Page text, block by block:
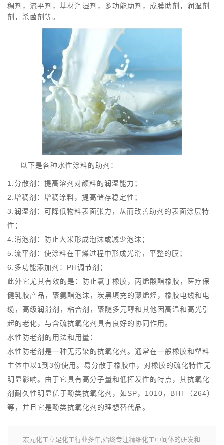
稠剂，流平剂，基材润湿剂，多功能助剂，成膜助剂，润湿剂
剂，杀菌剂等。
以下是各种水性涂料的助剂：
1.分散剂：提高溶剂对颜料的润湿能力；
2.增稠剂：增稠涂料，提高储存稳定性；
3.润湿剂：可降低物料表面张力，从而改善助剂的表面涂层特
性；
4.消泡剂：防止大米形成泡沫或减少泡沫；
5.流平剂：使涂料在干燥过程中形成光滑，平整的膜；
6.多功能添加剂：PH调节剂；
此外它尤其有效的是：防止氯丁橡胶，丙烯酸酯橡胶，医疗保
健乳胶产品，聚氨酯泡沫，炭黑填充的聚烯烃，橡胶电线和电
缆，高级润滑剂，粘合剂，聚醚多元醇和其他因高温和高光引
起的老化，与含硫抗氧化剂具有良好的协同作用。
水性防老剂的用法和用量：
水性防老剂是一种无污染的抗氧化剂。通常在一般橡胶和塑料
主体中以1到3份使用。易分散于橡胶中，对橡胶的硫化特性无
明显影响。由于它具有高分子量和低挥发性的特点，其抗氧化
剂耐久性明显优于酚类抗氧化剂，如SP，1010，BHT（264）
等，并且它是酚类抗氧化剂的理想替代品。
宏元化工立足化工行业多年,始终专注精细化工中间体的研发和